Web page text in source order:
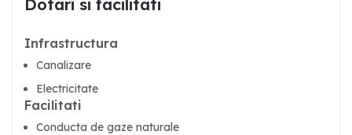
Dotari si facilitati
Infrastructura
Canalizare
Electricitate
Facilitati
Conducta de gaze naturale